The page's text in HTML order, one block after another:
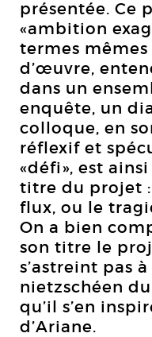
présentée. Ce
«ambition
termes
d’œuvre,
dans un
enquête, un
colloque, en
réflexif et
«défi», est
titre du projet :
flux, ou le
On a bien
son titre le
s’astreint pas
nietzschéen
qu’il s’en
d’Ariane.